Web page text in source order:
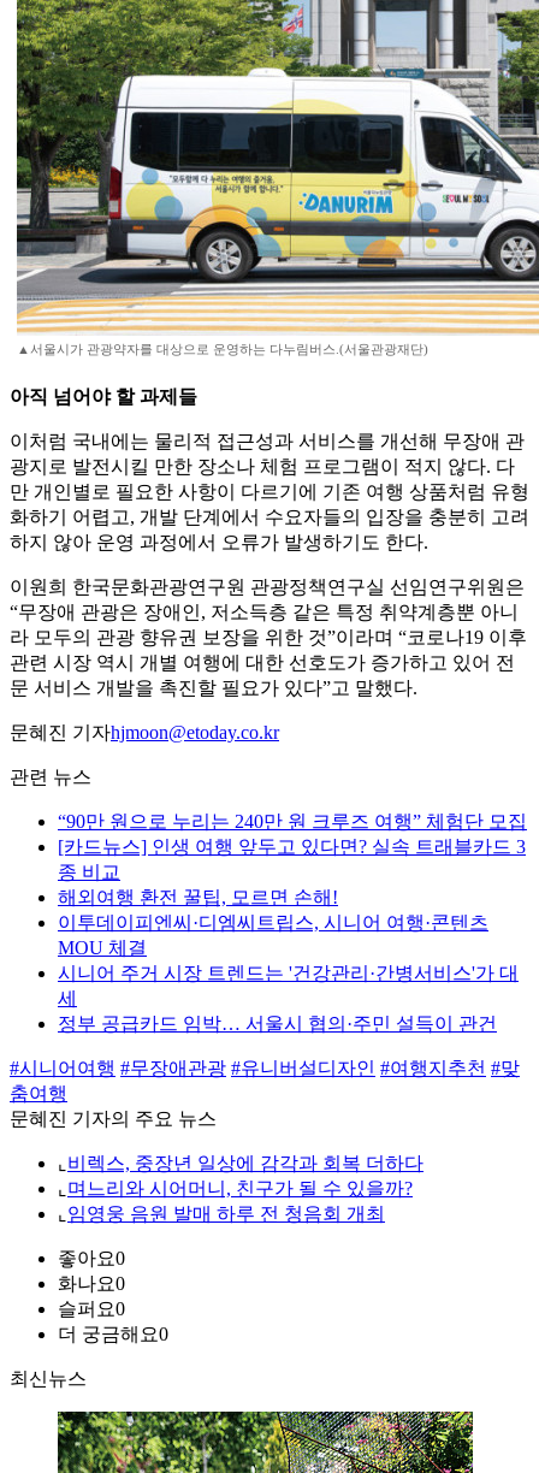
▲서울시가 관광약자를 대상으로 운영하는 다누림버스.(서울관광재단)
아직 넘어야 할 과제들
이처럼 국내에는 물리적 접근성과 서비스를 개선해 무장애 관
광지로 발전시킬 만한 장소나 체험 프로그램이 적지 않다. 다
만 개인별로 필요한 사항이 다르기에 기존 여행 상품처럼 유형
화하기 어렵고, 개발 단계에서 수요자들의 입장을 충분히 고려
하지 않아 운영 과정에서 오류가 발생하기도 한다.
이원희 한국문화관광연구원 관광정책연구실 선임연구위원은
“무장애 관광은 장애인, 저소득층 같은 특정 취약계층뿐 아니
라 모두의 관광 향유권 보장을 위한 것”이라며 “코로나19 이후
관련 시장 역시 개별 여행에 대한 선호도가 증가하고 있어 전
문 서비스 개발을 촉진할 필요가 있다”고 말했다.
문혜진 기자hjmoon@etoday.co.kr
관련 뉴스
“90만 원으로 누리는 240만 원 크루즈 여행” 체험단 모집
[카드뉴스] 인생 여행 앞두고 있다면? 실속 트래블카드 3
종 비교
해외여행 환전 꿀팁, 모르면 손해!
이투데이피엔씨·디엠씨트립스, 시니어 여행·콘텐츠
MOU 체결
시니어 주거 시장 트렌드는 '건강관리·간병서비스'가 대
세
정부 공급카드 임박… 서울시 협의·주민 설득이 관건
#시니어여행 #무장애관광 #유니버설디자인 #여행지추천 #맞
춤여행
문혜진 기자의 주요 뉴스
⌞ 비렉스, 중장년 일상에 감각과 회복 더하다
⌞ 며느리와 시어머니, 친구가 될 수 있을까?
⌞ 임영웅 음원 발매 하루 전 청음회 개최
좋아요0
화나요0
슬퍼요0
더 궁금해요0
최신뉴스